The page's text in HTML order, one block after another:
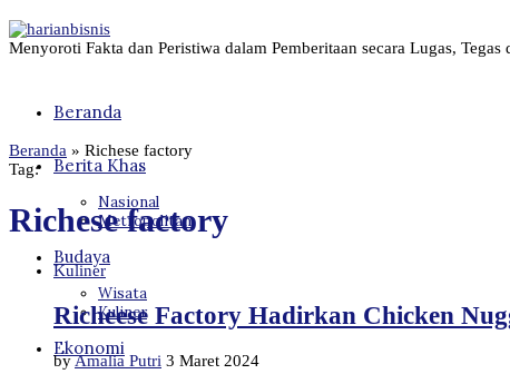
Menyoroti Fakta dan Peristiwa dalam Pemberitaan secara Lugas, Tegas
Beranda
Berita Khas
Nasional
Metropolitan
Budaya
Wisata
Kuliner
Ekonomi
Beranda » Richese factory
Tag:
Richese factory
Kuliner
Richeese Factory Hadirkan Chicken
byAmalia Putri 3 Maret 2024